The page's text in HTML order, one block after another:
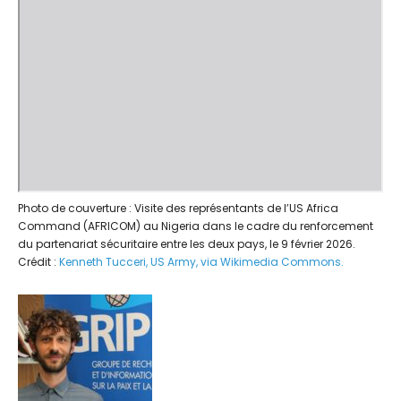
Photo de couverture : Visite des représentants de l’US Africa
Command (AFRICOM) au Nigeria dans le cadre du renforcement
du partenariat sécuritaire entre les deux pays, le 9 février 2026.
Crédit : Kenneth Tucceri, US Army, via Wikimedia Commons.